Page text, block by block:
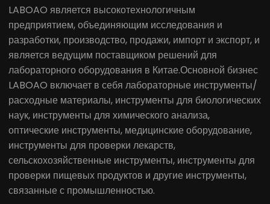
LABOAO является высокотехнологичным
предприятием, объединяющим исследования и
разработки, производство, продажи, импорт и экспорт, и
является ведущим поставщиком решений для
лабораторного оборудования в Китае.Основной бизнес
LABOAO включает в себя лабораторные инструменты/
расходные материалы, инструменты для биологических
наук, инструменты для химического анализа,
оптические инструменты, медицинские оборудование,
инструменты для проверки лекарств,
сельскохозяйственные инструменты, инструменты для
проверки пищевых продуктов и другие инструменты,
связанные с промышленностью.